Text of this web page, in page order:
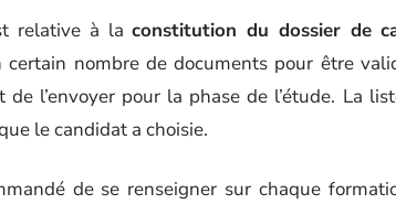
relative à laconstitution du dossier de
nombre de documents pour être
l’envoyer pour la phase de l’étude. La
le candidat a choisie.
de se renseigner sur chaque